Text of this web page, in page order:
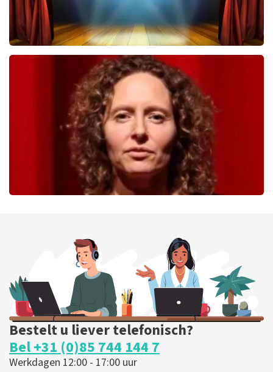
40 45 De Musical
laatste 30 minuten
BESTEL NU
BESTEL NU
Bestelt u liever telefonisch?
Bel +31 (0)85 744 144 7
Werkdagen 12:00 - 17:00 uur